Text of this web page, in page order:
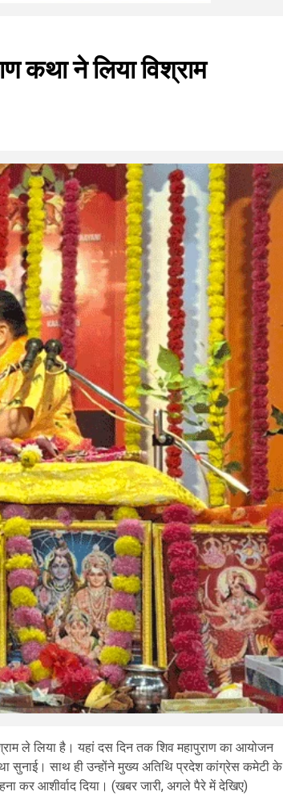
कथा ने लिया विश्राम
ले लिया है। यहां दस दिन तक शिव महापुराण का आयोजन
सुनाई। साथ ही उन्होंने मुख्य अतिथि प्रदेश कांग्रेस कमेटी के
कर आशीर्वाद दिया। (खबर जारी, अगले पैरे में देखिए)